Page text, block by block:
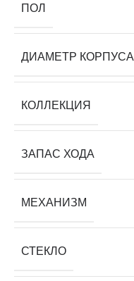
ПОЛ
ДИАМЕТР КОРПУСА
КОЛЛЕКЦИЯ
ЗАПАС ХОДА
МЕХАНИЗМ
СТЕКЛО